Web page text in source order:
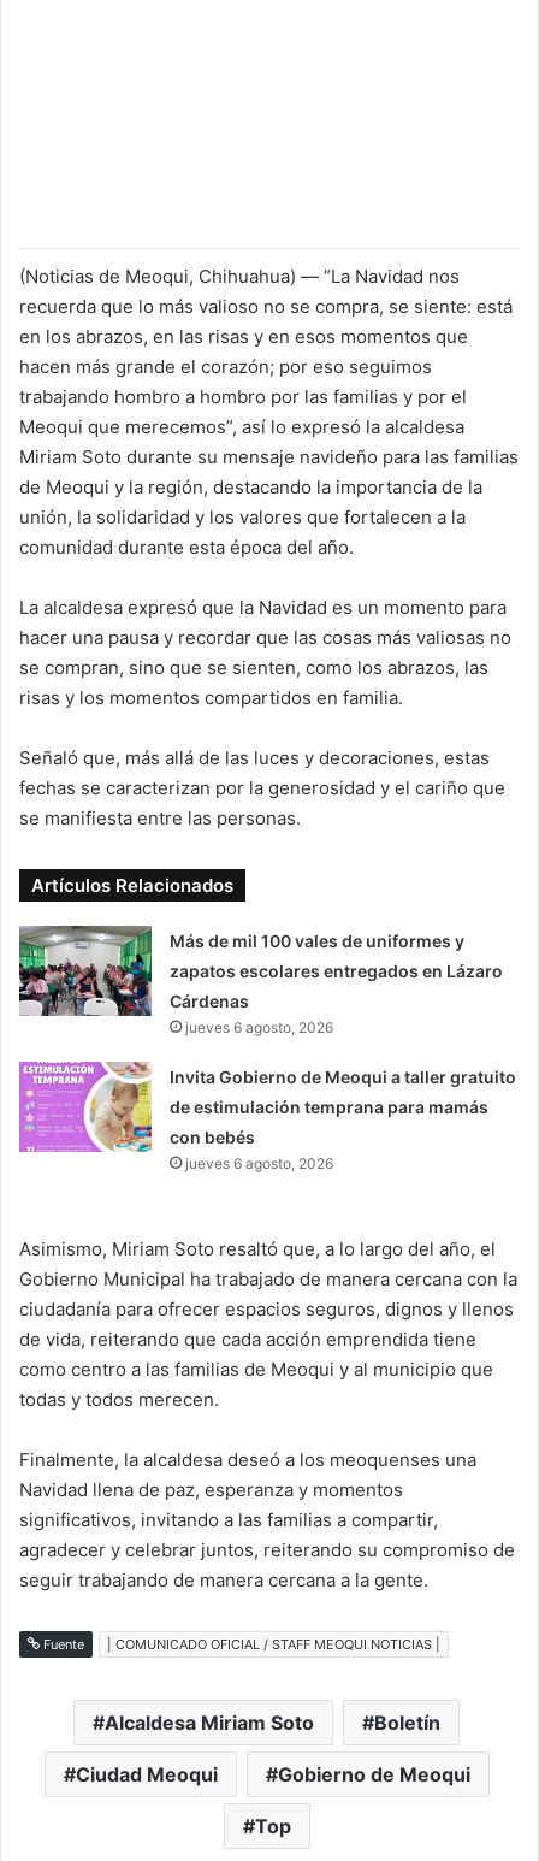
(Noticias de Meoqui, Chihuahua) — “La Navidad nos
recuerda que lo más valioso no se compra, se siente: está
en los abrazos, en las risas y en esos momentos que
hacen más grande el corazón; por eso seguimos
trabajando hombro a hombro por las familias y por el
Meoqui que merecemos”, así lo expresó la alcaldesa
Miriam Soto durante su mensaje navideño para las familias
de Meoqui y la región, destacando la importancia de la
unión, la solidaridad y los valores que fortalecen a la
comunidad durante esta época del año.
La alcaldesa expresó que la Navidad es un momento para
hacer una pausa y recordar que las cosas más valiosas no
se compran, sino que se sienten, como los abrazos, las
risas y los momentos compartidos en familia.
Señaló que, más allá de las luces y decoraciones, estas
fechas se caracterizan por la generosidad y el cariño que
se manifiesta entre las personas.
Artículos Relacionados
Más de mil 100 vales de uniformes y
zapatos escolares entregados en Lázaro
Cárdenas
jueves 6 agosto, 2026
Invita Gobierno de Meoqui a taller gratuito
de estimulación temprana para mamás
con bebés
jueves 6 agosto, 2026
Asimismo, Miriam Soto resaltó que, a lo largo del año, el
Gobierno Municipal ha trabajado de manera cercana con la
ciudadanía para ofrecer espacios seguros, dignos y llenos
de vida, reiterando que cada acción emprendida tiene
como centro a las familias de Meoqui y al municipio que
todas y todos merecen.
Finalmente, la alcaldesa deseó a los meoquenses una
Navidad llena de paz, esperanza y momentos
significativos, invitando a las familias a compartir,
agradecer y celebrar juntos, reiterando su compromiso de
seguir trabajando de manera cercana a la gente.
Fuente | COMUNICADO OFICIAL / STAFF MEOQUI NOTICIAS |
Alcaldesa Miriam Soto Boletín
Ciudad Meoqui Gobierno de Meoqui
Top